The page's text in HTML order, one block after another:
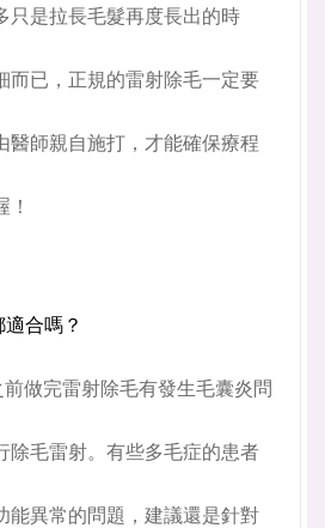
只是拉長毛髮再度長出的時
而已，正規的雷射除毛一定要
醫師親自施打，才能確保療程
合嗎？
做完雷射除毛有發生毛囊炎問
除毛雷射。有些多毛症的患者
能異常的問題，建議還是針對